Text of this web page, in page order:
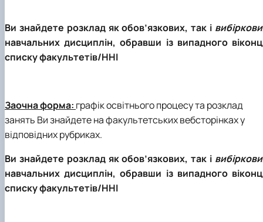
Ви знайдете розклад як обов’язкових, так і
навчальних дисциплін, обравши із випадного
списку факультетів/ННІ
Заочна форма: графік освітнього процесу та розклад
занять Ви знайдете на факультетських вебсторінках у
відповідних рубриках.
Ви знайдете розклад як обов’язкових, так і
навчальних дисциплін, обравши із випадного
списку факультетів/ННІ